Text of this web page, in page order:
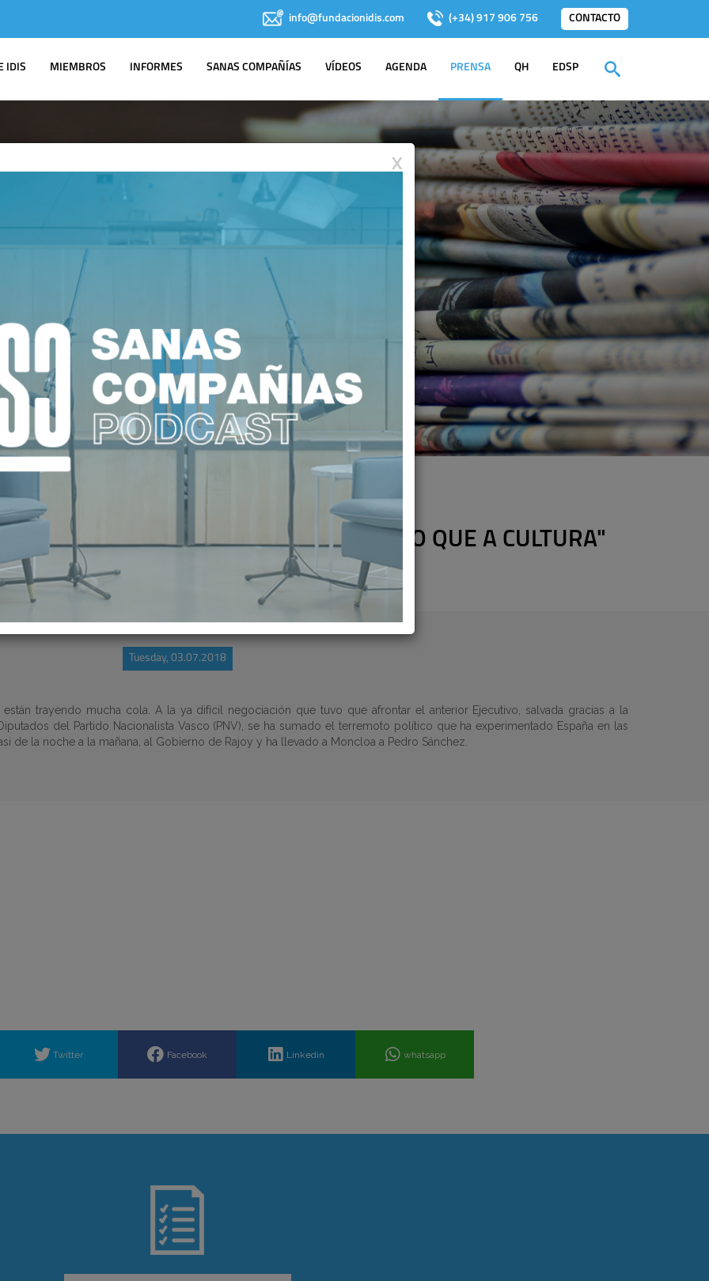
info@fundacionidis.com (+34) 917 906 756 CONTACTO
IDIS MIEMBROS INFORMES SANAS COMPAÑÍAS VÍDEOS AGENDA PRENSA QH EDSP
IDIS EN LOS MEDIOS
MIRAN A SANIDAD CON IGUAL CARIÑO QUE A CULTURA"
Tuesday, 03.07.2018
están trayendo mucha cola. A la ya difícil negociación que tuvo que afrontar el anterior Ejecutivo, salvada gracias a la
del Partido Nacionalista Vasco (PNV), se ha sumado el terremoto político que ha experimentado España en las
de la noche a la mañana, al Gobierno de Rajoy y ha llevado a Moncloa a Pedro Sánchez.
Twitter Facebook Linkedin whatsapp
X